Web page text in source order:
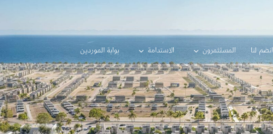
انضم لنا المستثمرون الاستدامة بوابة الموردين